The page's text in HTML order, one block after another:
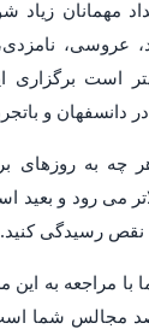
مهمانان زیاد
عروسی،
است
و
چه به روزهای
می رود و بعید
نقص رسیدگی کنید.
با مراجعه به
مجالس شما